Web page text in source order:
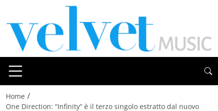
Home /
One Direction: “Infinity” è il terzo singolo estratto dal nuovo